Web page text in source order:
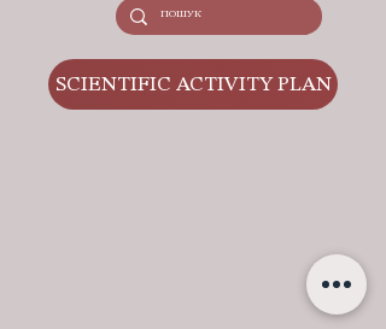
SCIENTIFIC ACTIVITY PLAN